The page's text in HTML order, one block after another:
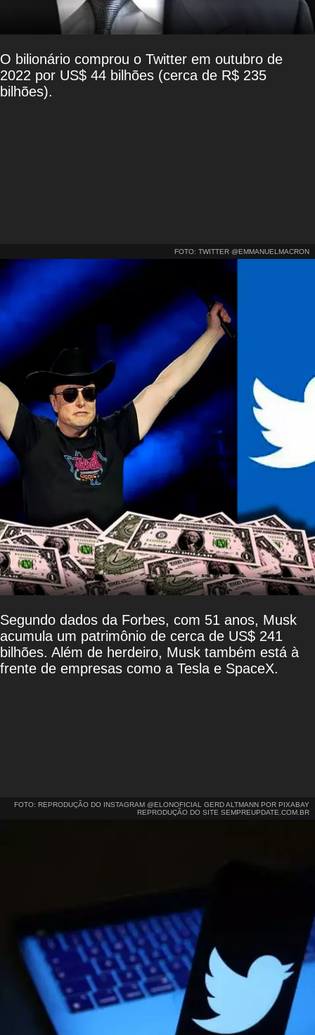
O bilionário comprou o Twitter em outubro de
2022 por US$ 44 bilhões (cerca de R$ 235
bilhões).
FOTO: TWITTER @EMMANUELMACRON
Segundo dados da Forbes, com 51 anos, Musk
acumula um patrimônio de cerca de US$ 241
bilhões. Além de herdeiro, Musk também está à
frente de empresas como a Tesla e SpaceX.
FOTO: REPRODUÇÃO DO INSTAGRAM @ELONOFICIAL GERD ALTMANN POR PIXABAY
REPRODUÇÃO DO SITE SEMPREUPDATE.COM.BR